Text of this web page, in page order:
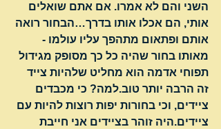
השני והם לא אמרו. אם אתם שואלים
אותי, הם אכלו אותו בדרך…הבחור רואה
אותם ופתאום מתהפך עליו עולמו -
מאותו בחור שהיה כל כך מסופק מגידול
תפוחי אדמה הוא מחליט שלהיות צייד
זה הרבה יותר טוב.למה? כי מכבדים
ציידים, וכי בחורות יפות רוצות להיות עם
ציידים.היה זוהר בציידים אני חייבת